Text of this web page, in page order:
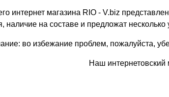
интернет магазина RIO - V.biz
наличие на составе и предложат
во избежание проблем, пожалуйста,
Наш интернетовский